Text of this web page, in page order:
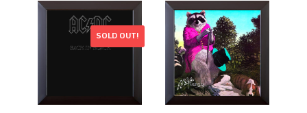
SOLD OUT!